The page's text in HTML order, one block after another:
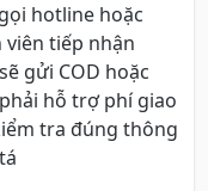
hotline hoặc
viên tiếp nhận
gửi COD hoặc
hỗ trợ phí giao
tra đúng thông